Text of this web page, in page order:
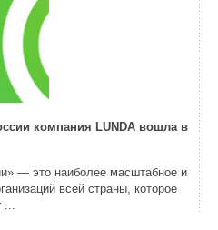
компания LUNDA вошла в
— это наиболее масштабное и
всей страны, которое